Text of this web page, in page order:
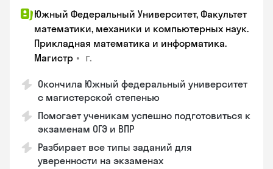
Южный Федеральный Университет, Факультет
математики, механики и компьютерных наук.
Прикладная математика и информатика.
Магистр • г.
Окончила Южный федеральный университет
с магистерской степенью
Помогает ученикам успешно подготовиться к
экзаменам ОГЭ и ВПР
Разбирает все типы заданий для
уверенности на экзаменах